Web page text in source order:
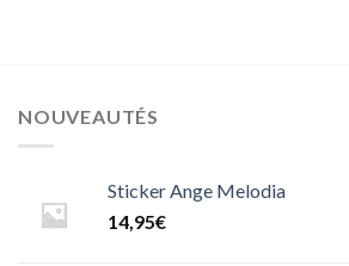
NOUVEAUTÉS
Sticker Ange Melodia
14,95€